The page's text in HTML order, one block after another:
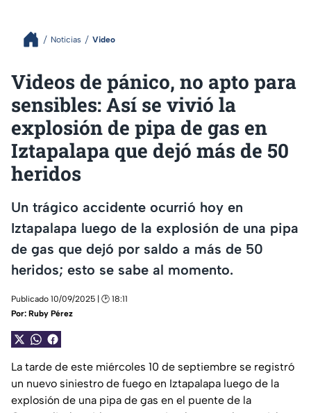
Noticias Video
Videos de pánico, no apto para
sensibles: Así se vivió la
explosión de pipa de gas en
Iztapalapa que dejó más de 50
heridos
Un trágico accidente ocurrió hoy en
Iztapalapa luego de la explosión de una pipa
de gas que dejó por saldo a más de 50
heridos; esto se sabe al momento.
Publicado 10/09/2025 | 🕑 18:11
Por: Ruby Pérez
La tarde de este miércoles 10 de septiembre se registró
un nuevo siniestro de fuego en Iztapalapa luego de la
explosión de una pipa de gas en el puente de la